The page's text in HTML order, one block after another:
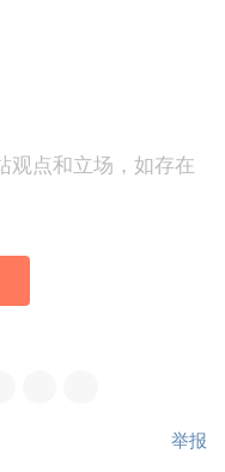
观点和立场，如存在
举报